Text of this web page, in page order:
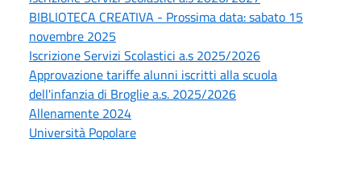
BIBLIOTECA CREATIVA - Prossima data: sabato 15
novembre 2025
Iscrizione Servizi Scolastici a.s 2025/2026
Approvazione tariffe alunni iscritti alla scuola
dell'infanzia di Broglie a.s. 2025/2026
Allenamente 2024
Università Popolare